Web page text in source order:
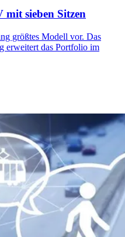
mit sieben Sitzen
größtes Modell vor. Das
erweitert das Portfolio im